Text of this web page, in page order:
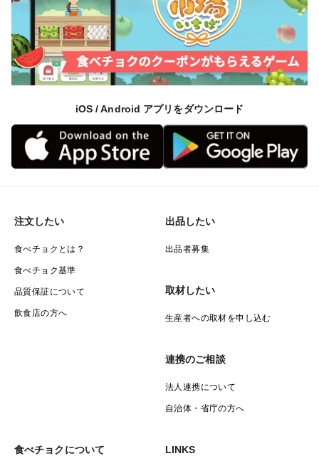
iOS / Android アプリをダウンロード
注文したい
食べチョクとは？
食べチョク基準
品質保証について
飲食店の方へ
出品したい
出品者募集
取材したい
生産者への取材を申し込む
連携のご相談
法人連携について
自治体・省庁の方へ
食べチョクについて LINKS